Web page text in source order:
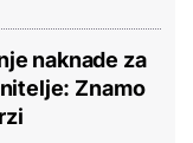
naknade za
Znamo